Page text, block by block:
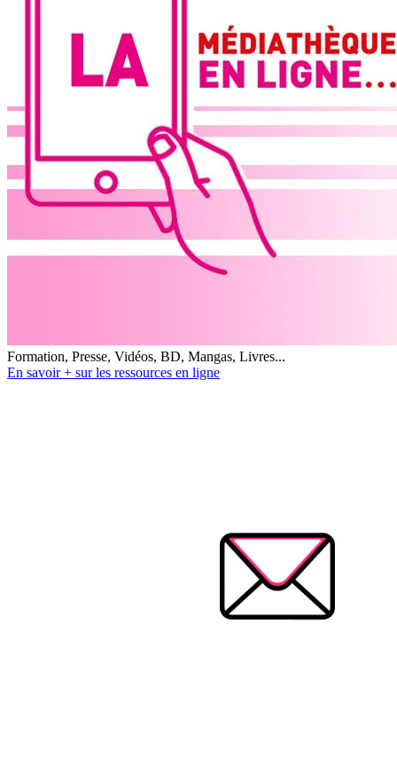
Formation, Presse, Vidéos, BD, Mangas, Livres...
En savoir + sur les ressources en ligne